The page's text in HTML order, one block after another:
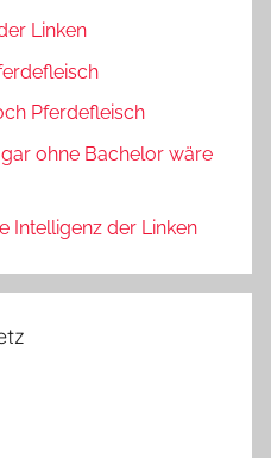
Linken
Pferdefleisch
ohne Bachelor wäre
Intelligenz der Linken